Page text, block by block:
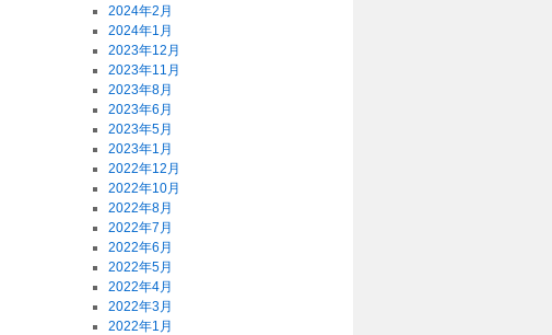
2024年2月
2024年1月
2023年12月
2023年11月
2023年8月
2023年6月
2023年5月
2023年1月
2022年12月
2022年10月
2022年8月
2022年7月
2022年6月
2022年5月
2022年4月
2022年3月
2022年1月